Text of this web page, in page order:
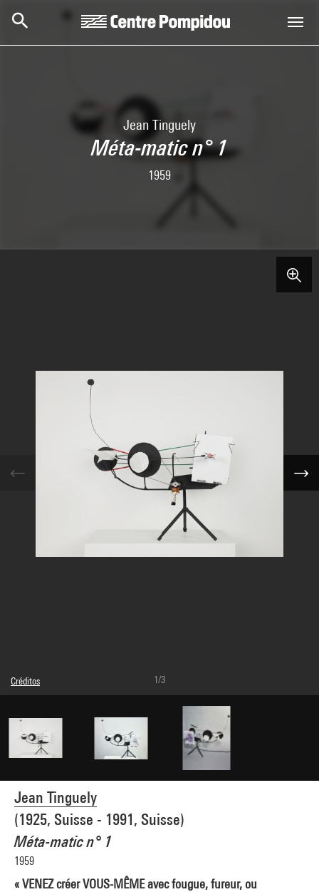
Centre Pompidou
Jean Tinguely
Méta-matic n° 1
1959
Jean Tinguely
(1925, Suisse - 1991, Suisse)
Méta-matic n° 1
1959
« VENEZ créer VOUS-MÊME avec fougue, fureur, ou
Créditos
© Adagp, Paris
Créditos fotográficos : Centre Pompidou, MNAM-CCI/Audrey Laurans/Dist.
GrandPalaisRmn
Referencia de la imagen : 4Y16137
Difusión de la imagen :
GrandPalaisRmnPhoto
1/3